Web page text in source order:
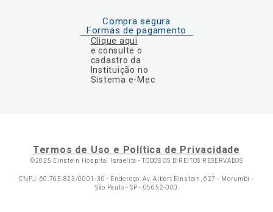
Compra segura
Formas de pagamento
Clique aqui
e consulte o
cadastro da
Instituição no
Sistema e-Mec
Termos de Uso e Política de Privacidade
©2025 Einstein Hospital Israelita -TODOS OS DIREITOS RESERVADOS
CNPJ: 60.765.823/0001-30 - Endereço: Av. Albert Einstein, 627 - Morumbi -
São Paulo - SP - 05652-000